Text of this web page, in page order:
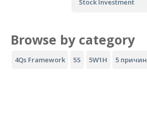
Stock Investment
Browse by category
4Qs Framework 5S 5W1H 5 причин